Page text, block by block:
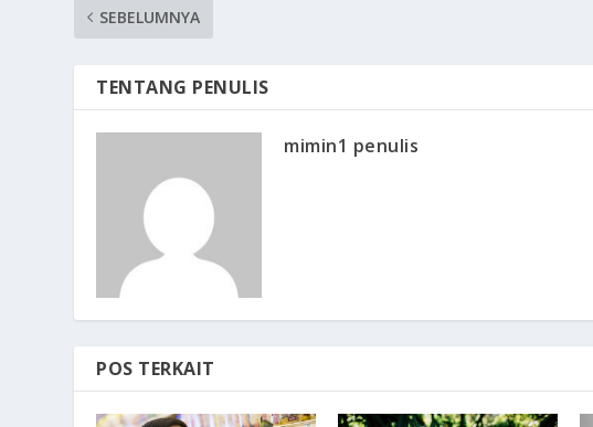
SEBELUMNYA
TENTANG PENULIS
mimin1 penulis
POS TERKAIT